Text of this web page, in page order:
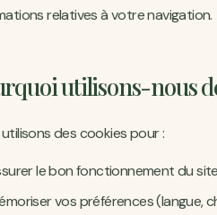
relatives à votre navigation.
utilisons-nous
des cookies pour :
le bon fonctionnement du
vos préférences (langue,